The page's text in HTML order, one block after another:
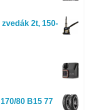
2t, 150-
80 B15 77